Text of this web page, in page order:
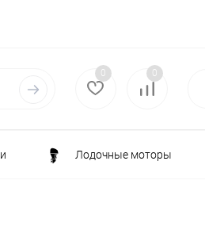
0 0
Лодочные моторы